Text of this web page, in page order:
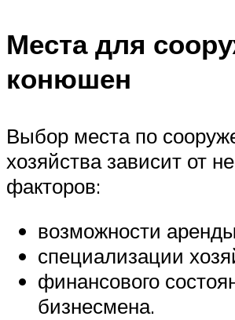
Места для
конюшен
Выбор места по
хозяйства зависит от
факторов:
возможности
специализации
финансового
бизнесмена.